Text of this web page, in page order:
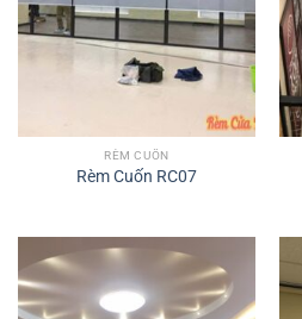
RÈM CUỐN
Rèm Cuốn RC07